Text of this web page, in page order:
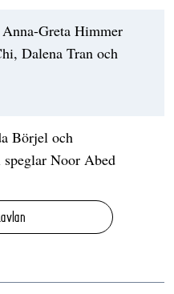
Anna-Greta Himmer
Dalena Tran och
Börjel och
speglar Noor Abed